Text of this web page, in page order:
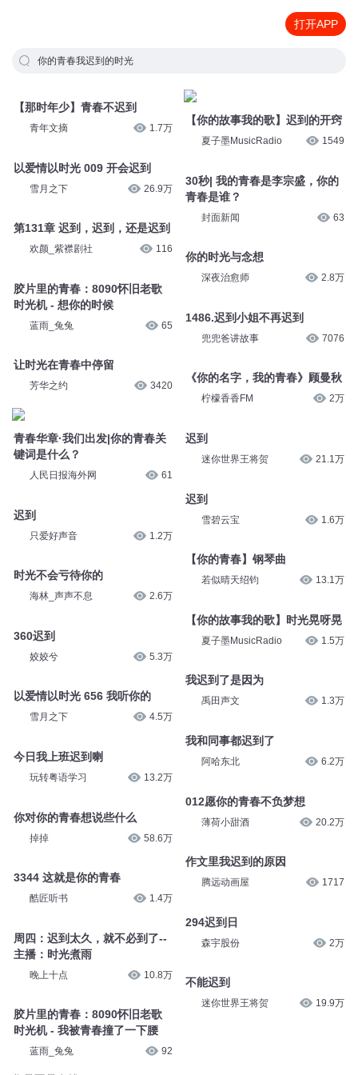
打开APP
你的青春我迟到的时光
【那时年少】青春不迟到
青年文摘 1.7万
以爱情以时光 009 开会迟到
雪月之下 26.9万
第131章 迟到，迟到，还是迟到
欢颜_紫襟剧社 116
胶片里的青春：8090怀旧老歌
时光机 - 想你的时候
蓝雨_兔兔 65
让时光在青春中停留
芳华之约 3420
青春华章·我们出发|你的青春关
键词是什么？
人民日报海外网 61
迟到
只爱好声音 1.2万
时光不会亏待你的
海林_声声不息 2.6万
360迟到
姣姣兮 5.3万
以爱情以时光 656 我听你的
雪月之下 4.5万
今日我上班迟到喇
玩转粤语学习 13.2万
你对你的青春想说些什么
掉掉 58.6万
3344 这就是你的青春
酷匠听书 1.4万
周四：迟到太久，就不必到了--
主播：时光煮雨
晚上十点 10.8万
胶片里的青春：8090怀旧老歌
时光机 - 我被青春撞了一下腰
蓝雨_兔兔 92
【你的故事我的歌】迟到的开窍
夏子墨MusicRadio 1549
30秒| 我的青春是李宗盛，你的
青春是谁？
封面新闻 63
你的时光与念想
深夜治愈师 2.8万
1486.迟到小姐不再迟到
兜兜爸讲故事 7076
《你的名字，我的青春》顾曼秋
柠檬香香FM 2万
迟到
迷你世界王将贺 21.1万
迟到
雪碧云宝 1.6万
【你的青春】钢琴曲
若似晴天绍钧 13.1万
【你的故事我的歌】时光晃呀晃
夏子墨MusicRadio 1.5万
我迟到了是因为
禹田声文 1.3万
我和同事都迟到了
阿哈东北 6.2万
012愿你的青春不负梦想
薄荷小甜酒 20.2万
作文里我迟到的原因
腾远动画屋 1717
294迟到日
森宇股份 2万
不能迟到
迷你世界王将贺 19.9万